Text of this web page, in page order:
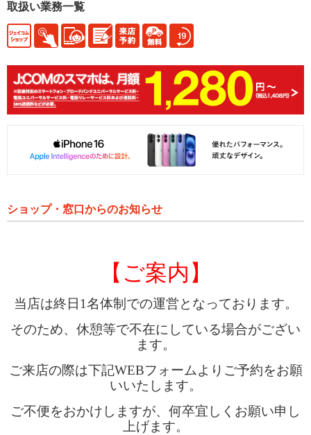
取扱い業務一覧
ショップ・窓口からのお知らせ
【ご案内】
当店は終日1名体制での運営となっております。
そのため、休憩等で不在にしている場合がござい
ます。
ご来店の際は下記WEBフォームよりご予約をお願
いいたします。
ご不便をおかけしますが、何卒宜しくお願い申し
上げます。